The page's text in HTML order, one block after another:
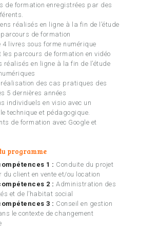
de formation enregistrées par des
réalisés en ligne à la fin de l’étude
de formation
4 livres sous forme numérique
les parcours de formation en vidéo
réalisés en ligne à la fin de l’étude
réalisation des cas pratiques des
5 dernières années
individuels en visio avec un
technique et pédagogique.
de formation avec Google et
programme
1 : Conduite du projet
du client en vente et/ou location
2 : Administration des
et de l’habitat social
3 : Conseil en gestion
le contexte de changement